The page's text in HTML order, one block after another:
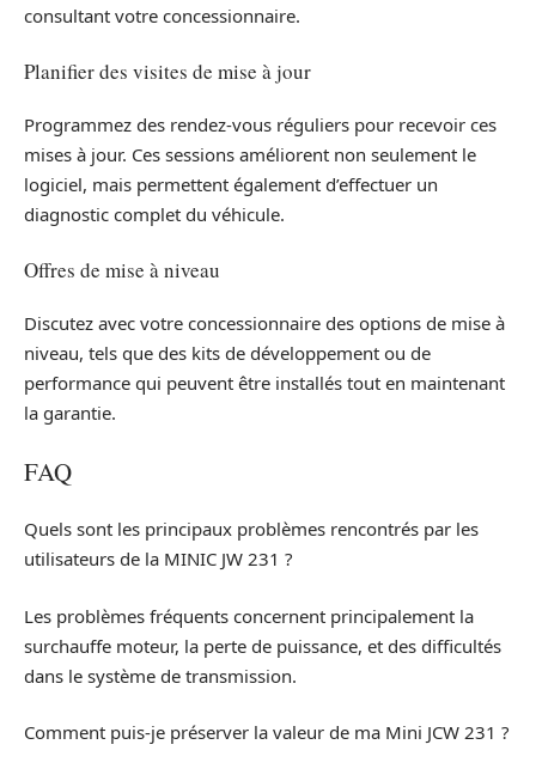
consultant votre concessionnaire.
Planifier des visites de mise à jour
Programmez des rendez-vous réguliers pour recevoir ces
mises à jour. Ces sessions améliorent non seulement le
logiciel, mais permettent également d’effectuer un
diagnostic complet du véhicule.
Offres de mise à niveau
Discutez avec votre concessionnaire des options de mise à
niveau, tels que des kits de développement ou de
performance qui peuvent être installés tout en maintenant
la garantie.
FAQ
Quels sont les principaux problèmes rencontrés par les
utilisateurs de la MINIC JW 231 ?
Les problèmes fréquents concernent principalement la
surchauffe moteur, la perte de puissance, et des difficultés
dans le système de transmission.
Comment puis-je préserver la valeur de ma Mini JCW 231 ?